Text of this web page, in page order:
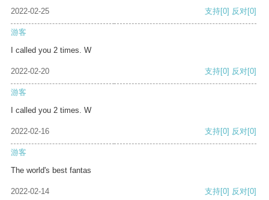
2022-02-25 支持[0] 反对[0]
游客
I called you 2 times. W
2022-02-20 支持[0] 反对[0]
游客
I called you 2 times. W
2022-02-16 支持[0] 反对[0]
游客
The world's best fantas
2022-02-14 支持[0] 反对[0]